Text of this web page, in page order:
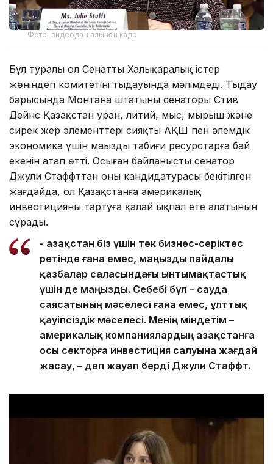
Фото: видеодан алынған кадр
Бұл туралы ол Сенаттың Халықаралық істер
жөніндегі комитетінің тыңдауында мәлімдеді. Тыңдау
барысында Монтана штатының сенаторы Стив
Дейнс Қазақстан уран, литий, мыс, мырыш және
сирек жер элементтері сияқты АҚШ пен әлемдік
экономика үшін маңызды табиғи ресурстарға бай
екенін атап өтті. Осыған байланысты сенатор
Джули Стаффттан оның кандидатурасы бекітілген
жағдайда, ол Қазақстанға америкалық
инвестицияны тартуға қалай ықпал ете алатынын
сұрады.
- Қазақстан біз үшін тек бизнес-серіктес
ретінде ғана емес, маңызды пайдалы
қазбалар саласындағы ынтымақтастық
үшін де маңызды. Себебі бұл – сауда
саясатының мәселесі ғана емес, ұлттық
қауіпсіздік мәселесі. Менің міндетім –
америкалық компаниялардың Қазақстанға
осы секторға инвестиция салуына жағдай
жасау, – деп жауап берді Джули Стаффт.